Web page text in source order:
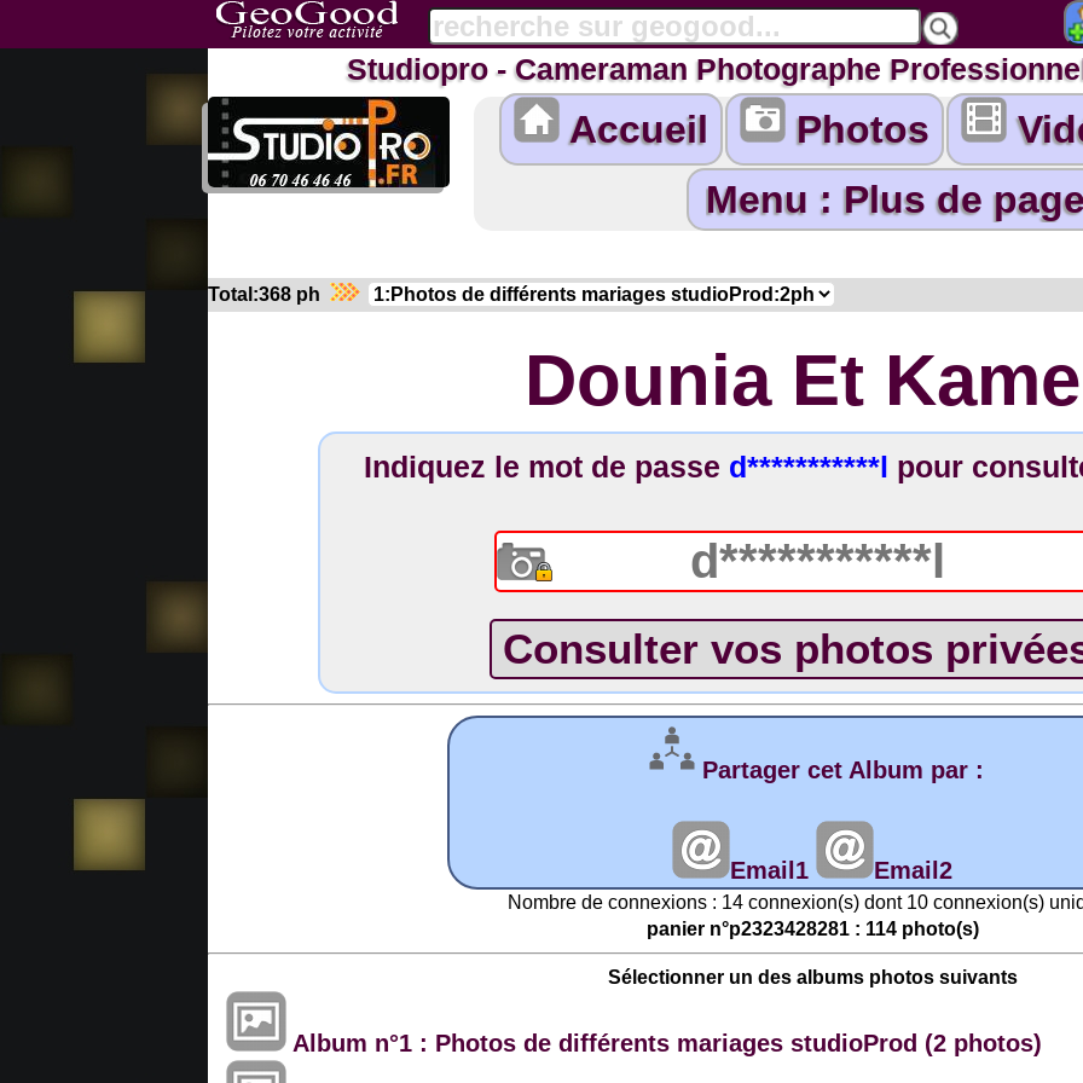
Studiopro - Cameraman Photographe
Accueil Photos
Total:368 ph
Dounia Et
Indiquez le mot de passe d***********l pour
Partager cet Album par :
Email1 Email2
Nombre de connexions : 14 connexion(s) dont 10 connexion(s)
panier n°p2323428281 : 114 photo(s)
Sélectionner un des albums photos suivants
Album n°1 : Photos de différents mariages studioProd (2 photos)